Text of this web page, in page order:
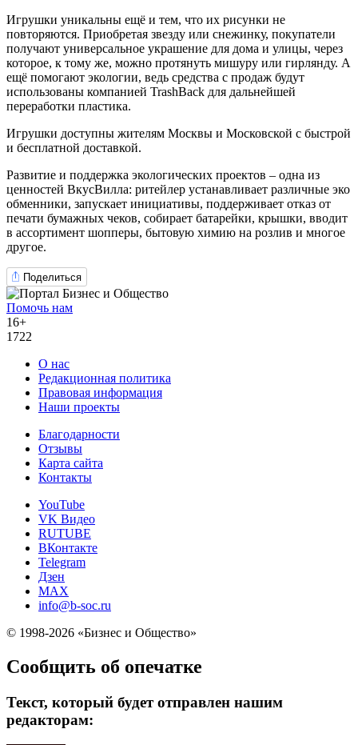
Игрушки уникальны ещё и тем, что их рисунки не
повторяются. Приобретая звезду или снежинку, покупатели
получают универсальное украшение для дома и улицы, через
которое, к тому же, можно протянуть мишуру или гирлянду. А
ещё помогают экологии, ведь средства с продаж будут
использованы компанией TrashBack для дальнейшей
переработки пластика.
Игрушки доступны жителям Москвы и Московской с быстрой
и бесплатной доставкой.
Развитие и поддержка экологических проектов – одна из
ценностей ВкусВилла: ритейлер устанавливает различные эко
обменники, запускает инициативы, поддерживает отказ от
печати бумажных чеков, собирает батарейки, крышки, вводит
в ассортимент шопперы, бытовую химию на розлив и многое
другое.
Поделиться
Помочь нам
16+
1722
О нас
Редакционная политика
Правовая информация
Наши проекты
Благодарности
Отзывы
Карта сайта
Контакты
YouTube
VK Видео
RUTUBE
ВКонтакте
Telegram
Дзен
MAX
info@b-soc.ru
© 1998-2026 «Бизнес и Общество»
Сообщить об опечатке
Текст, который будет отправлен нашим
редакторам: